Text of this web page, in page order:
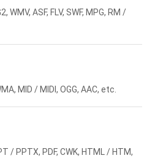
WMV, ASF, FLV, SWF, MPG, RM /
MID / MIDI, OGG, AAC, etc.
/ PPTX, PDF, CWK, HTML / HTM,